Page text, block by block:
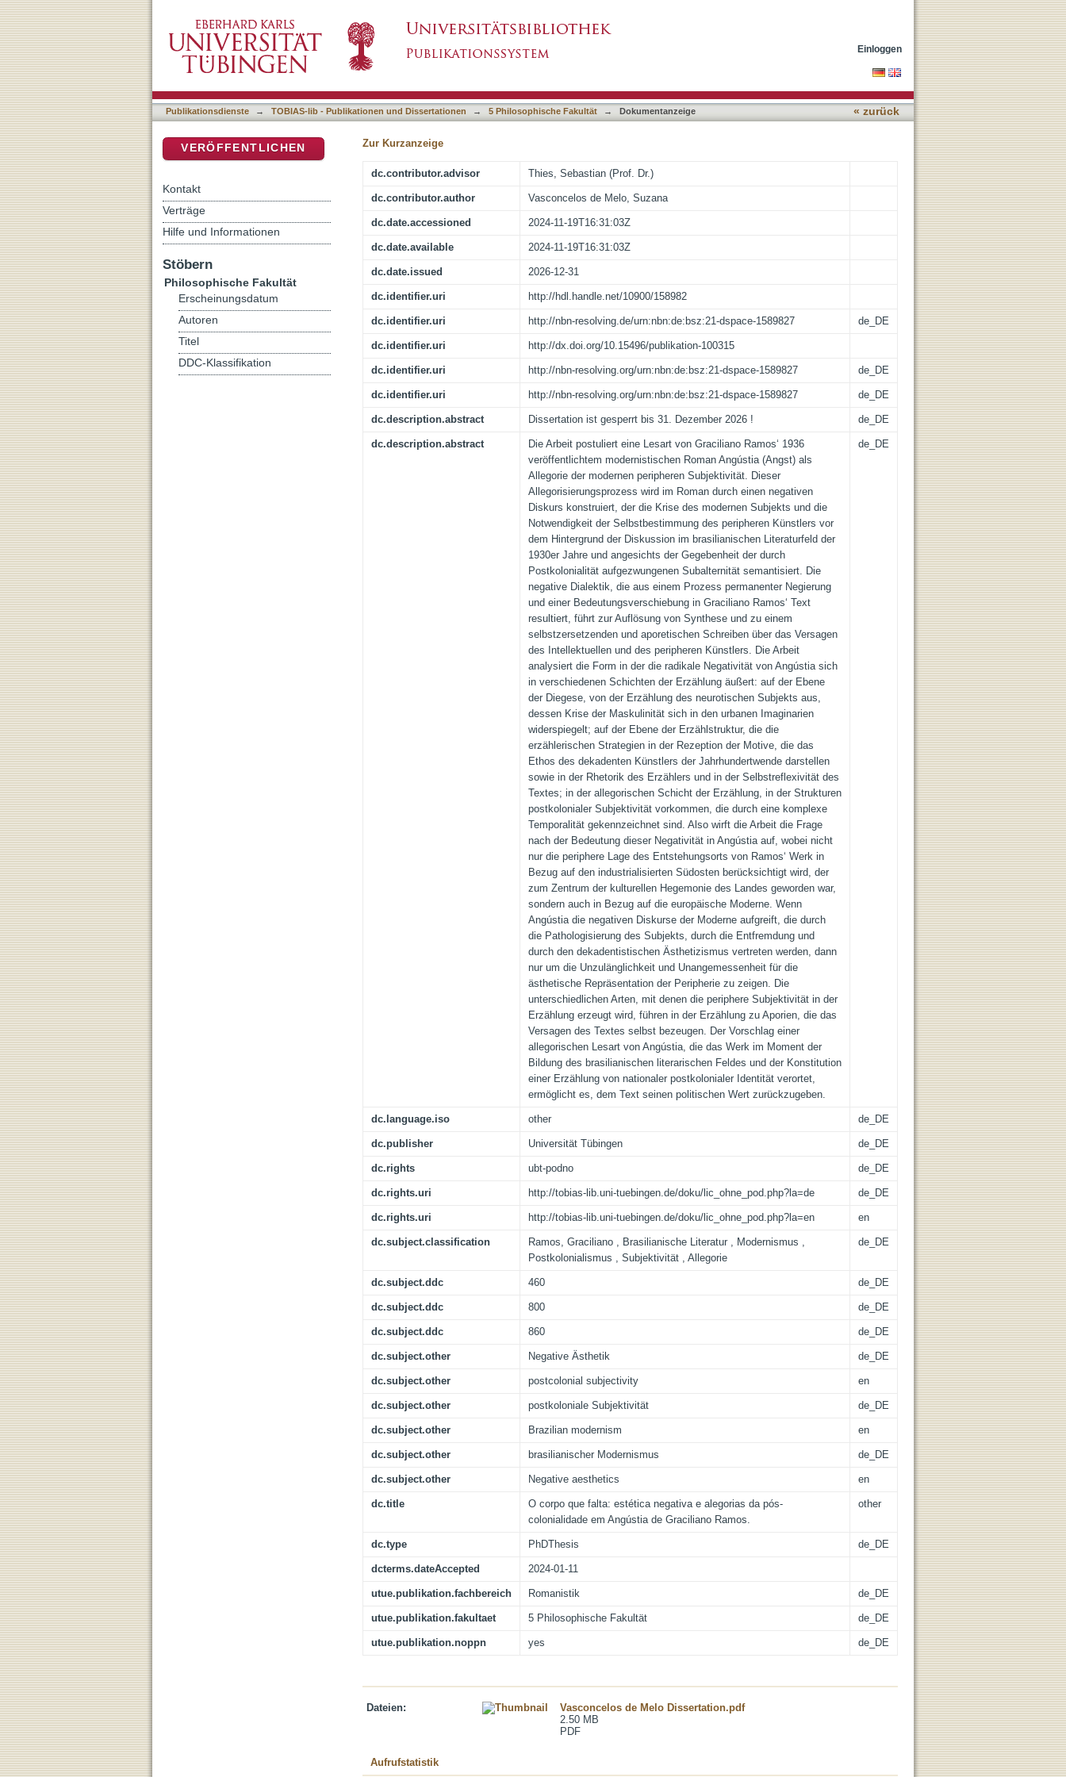
Ramos.
Einloggen
Publikationsdienste → TOBIAS-lib - Publikationen und Dissertationen → 5 Philosophische Fakultät → Dokumentanzeige « zurück
Zur Kurzanzeige
dc.contributor.advisor Thies, Sebastian (Prof. Dr.)
dc.contributor.author Vasconcelos de Melo, Suzana
dc.date.accessioned 2024-11-19T16:31:03Z
dc.date.available 2024-11-19T16:31:03Z
dc.date.issued 2026-12-31
dc.identifier.uri http://hdl.handle.net/10900/158982
dc.identifier.uri http://nbn-resolving.de/urn:nbn:de:bsz:21-dspace-1589827 de_DE
dc.identifier.uri http://dx.doi.org/10.15496/publikation-100315
dc.identifier.uri http://nbn-resolving.org/urn:nbn:de:bsz:21-dspace-1589827 de_DE
dc.identifier.uri http://nbn-resolving.org/urn:nbn:de:bsz:21-dspace-1589827 de_DE
dc.description.abstract Dissertation ist gesperrt bis 31. Dezember 2026 ! de_DE
dc.description.abstract
Die Arbeit postuliert eine Lesart von Graciliano Ramos‘ 1936
veröffentlichtem modernistischen Roman Angústia (Angst) als
Allegorie der modernen peripheren Subjektivität. Dieser
Allegorisierungsprozess wird im Roman durch einen negativen
Diskurs konstruiert, der die Krise des modernen Subjekts und die
Notwendigkeit der Selbstbestimmung des peripheren Künstlers vor
dem Hintergrund der Diskussion im brasilianischen Literaturfeld der
1930er Jahre und angesichts der Gegebenheit der durch
Postkolonialität aufgezwungenen Subalternität semantisiert. Die
negative Dialektik, die aus einem Prozess permanenter Negierung
und einer Bedeutungsverschiebung in Graciliano Ramos‘ Text
resultiert, führt zur Auflösung von Synthese und zu einem
selbstzersetzenden und aporetischen Schreiben über das Versagen
des Intellektuellen und des peripheren Künstlers. Die Arbeit
analysiert die Form in der die radikale Negativität von Angústia sich
in verschiedenen Schichten der Erzählung äußert: auf der Ebene
der Diegese, von der Erzählung des neurotischen Subjekts aus,
dessen Krise der Maskulinität sich in den urbanen Imaginarien
widerspiegelt; auf der Ebene der Erzählstruktur, die die
erzählerischen Strategien in der Rezeption der Motive, die das
Ethos des dekadenten Künstlers der Jahrhundertwende darstellen
sowie in der Rhetorik des Erzählers und in der Selbstreflexivität des
Textes; in der allegorischen Schicht der Erzählung, in der Strukturen
postkolonialer Subjektivität vorkommen, die durch eine komplexe
Temporalität gekennzeichnet sind. Also wirft die Arbeit die Frage
nach der Bedeutung dieser Negativität in Angústia auf, wobei nicht
nur die periphere Lage des Entstehungsorts von Ramos‘ Werk in
Bezug auf den industrialisierten Südosten berücksichtigt wird, der
zum Zentrum der kulturellen Hegemonie des Landes geworden war,
sondern auch in Bezug auf die europäische Moderne. Wenn
Angústia die negativen Diskurse der Moderne aufgreift, die durch
die Pathologisierung des Subjekts, durch die Entfremdung und
durch den dekadentistischen Ästhetizismus vertreten werden, dann
nur um die Unzulänglichkeit und Unangemessenheit für die
ästhetische Repräsentation der Peripherie zu zeigen. Die
unterschiedlichen Arten, mit denen die periphere Subjektivität in der
Erzählung erzeugt wird, führen in der Erzählung zu Aporien, die das
Versagen des Textes selbst bezeugen. Der Vorschlag einer
allegorischen Lesart von Angústia, die das Werk im Moment der
Bildung des brasilianischen literarischen Feldes und der Konstitution
einer Erzählung von nationaler postkolonialer Identität verortet,
ermöglicht es, dem Text seinen politischen Wert zurückzugeben.
de_DE
dc.language.iso other de_DE
dc.publisher Universität Tübingen de_DE
dc.rights ubt-podno de_DE
dc.rights.uri http://tobias-lib.uni-tuebingen.de/doku/lic_ohne_pod.php?la=de de_DE
dc.rights.uri http://tobias-lib.uni-tuebingen.de/doku/lic_ohne_pod.php?la=en en
dc.subject.classification
Ramos, Graciliano , Brasilianische Literatur , Modernismus ,
Postkolonialismus , Subjektivität , Allegorie
de_DE
dc.subject.ddc 460 de_DE
dc.subject.ddc 800 de_DE
dc.subject.ddc 860 de_DE
dc.subject.other Negative Ästhetik de_DE
dc.subject.other postcolonial subjectivity en
dc.subject.other postkoloniale Subjektivität de_DE
dc.subject.other Brazilian modernism en
dc.subject.other brasilianischer Modernismus de_DE
dc.subject.other Negative aesthetics en
dc.title
O corpo que falta: estética negativa e alegorias da pós-
colonialidade em Angústia de Graciliano Ramos.
other
dc.type PhDThesis de_DE
dcterms.dateAccepted 2024-01-11
utue.publikation.fachbereich Romanistik de_DE
utue.publikation.fakultaet 5 Philosophische Fakultät de_DE
utue.publikation.noppn yes de_DE
Dateien:
Vasconcelos de Melo Dissertation.pdf
2.50 MB
PDF
Aufrufstatistik
VERÖFFENTLICHEN
Kontakt
Verträge
Hilfe und Informationen
Stöbern
Philosophische Fakultät
Erscheinungsdatum
Autoren
Titel
DDC-Klassifikation